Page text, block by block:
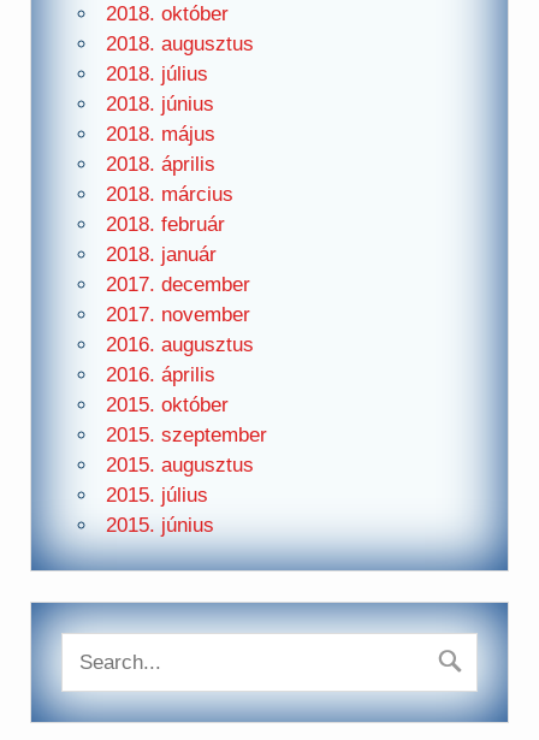
2018. október
2018. augusztus
2018. július
2018. június
2018. május
2018. április
2018. március
2018. február
2018. január
2017. december
2017. november
2016. augusztus
2016. április
2015. október
2015. szeptember
2015. augusztus
2015. július
2015. június